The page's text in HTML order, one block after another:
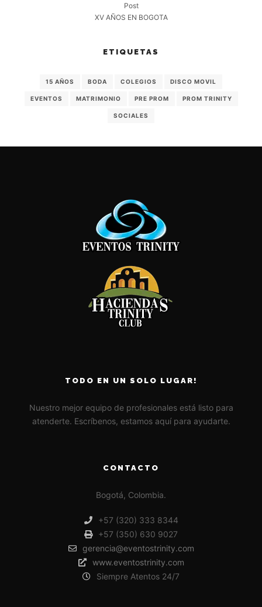
Post
XV AÑOS EN BOGOTA
ETIQUETAS
15 AÑOS BODA COLEGIOS DISCO MOVIL
EVENTOS MATRIMONIO PRE PROM PROM TRINITY
SOCIALES
TODO EN UN SOLO LUGAR!
Nuestro mejor equipo de profesionales está listo para
atenderte. Escríbenos, estamos aquí para ayudarte.
CONTACTO
Bogotá, Colombia.
+57 (320) 333 8344
+57 (350) 630 9027
gerencia@eventostrinity.com
www.eventostrinity.com
Siempre Atentos 24/7